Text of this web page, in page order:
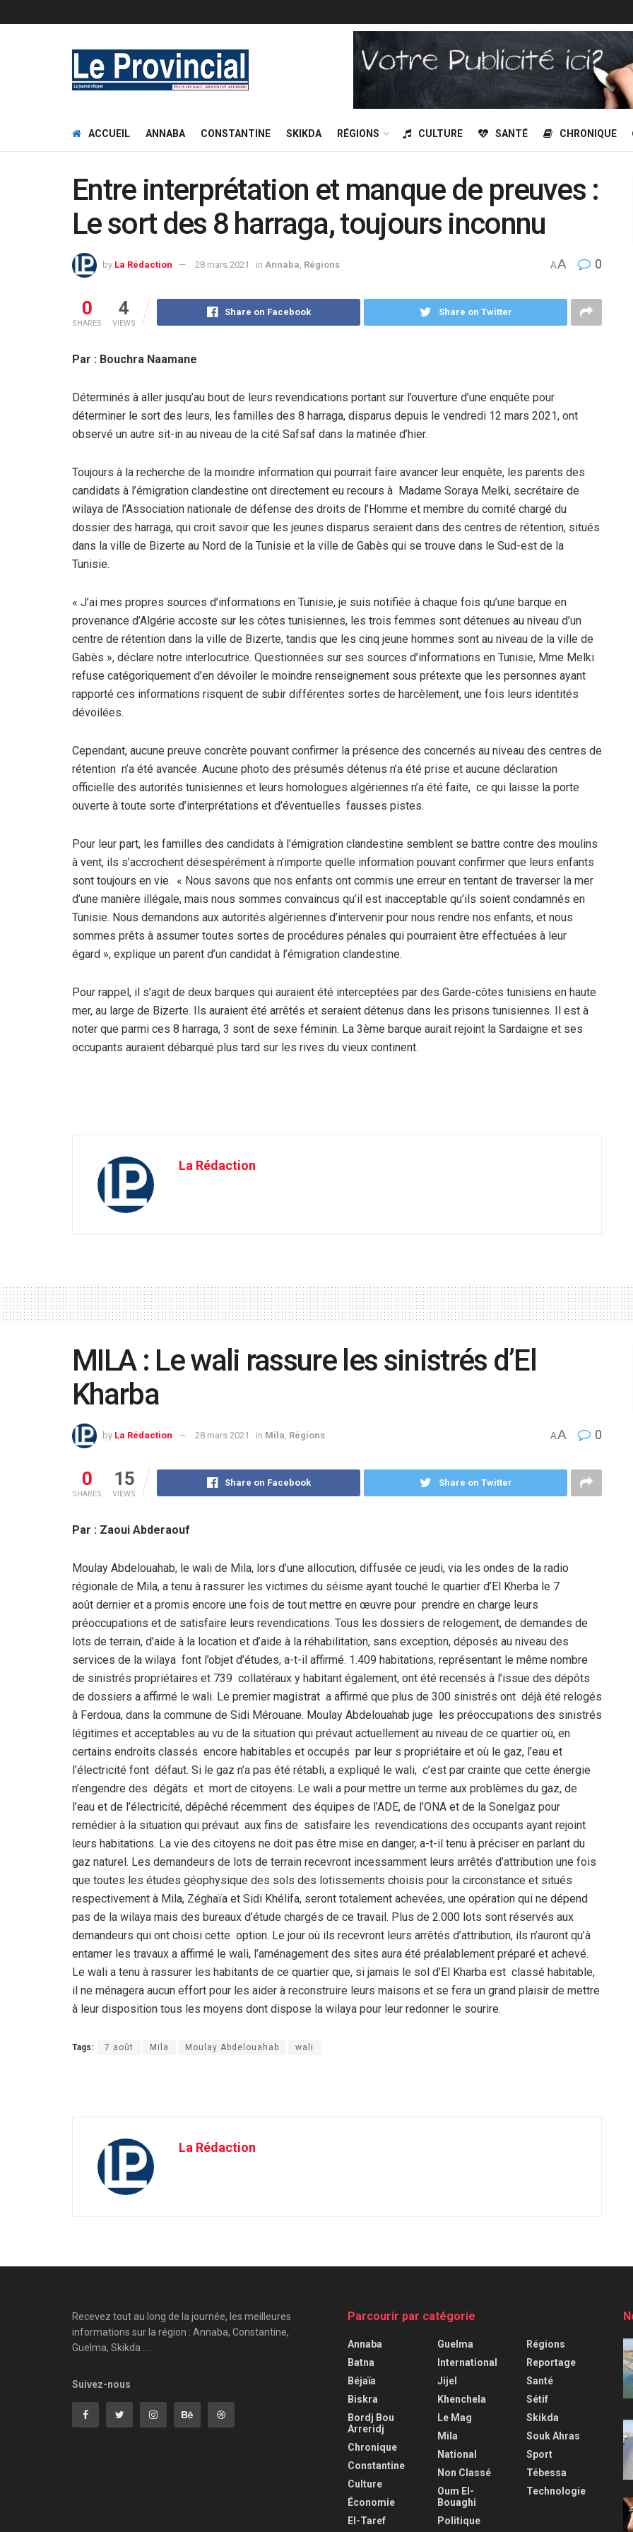
ACCUEIL ANNABA CONSTANTINE SKIKDA RÉGIONS CULTURE SANTÉ CHRONIQUE
Entre interprétation et manque de preuves :
Le sort des 8 harraga, toujours inconnu
by La Rédaction 28 mars 2021 in Annaba Régions AA 0
0
SHARES
4
VIEWS
Share on Facebook Share on Twitter
Par : Bouchra Naamane
Déterminés à aller jusqu’au bout de leurs revendications portant sur l’ouverture d’une enquête pour
déterminer le sort des leurs, les familles des 8 harraga, disparus depuis le vendredi 12 mars 2021, ont
observé un autre sit-in au niveau de la cité Safsaf dans la matinée d’hier.
Toujours à la recherche de la moindre information qui pourrait faire avancer leur enquête, les parents des
candidats à l’émigration clandestine ont directement eu recours à Madame Soraya Melki, secrétaire de
wilaya de l’Association nationale de défense des droits de l’Homme et membre du comité chargé du
dossier des harraga, qui croit savoir que les jeunes disparus seraient dans des centres de rétention, situés
dans la ville de Bizerte au Nord de la Tunisie et la ville de Gabès qui se trouve dans le Sud-est de la
Tunisie.
« J’ai mes propres sources d’informations en Tunisie, je suis notifiée à chaque fois qu’une barque en
provenance d’Algérie accoste sur les côtes tunisiennes, les trois femmes sont détenues au niveau d’un
centre de rétention dans la ville de Bizerte, tandis que les cinq jeune hommes sont au niveau de la ville de
Gabès », déclare notre interlocutrice. Questionnées sur ses sources d’informations en Tunisie, Mme Melki
refuse catégoriquement d’en dévoiler le moindre renseignement sous prétexte que les personnes ayant
rapporté ces informations risquent de subir différentes sortes de harcèlement, une fois leurs identités
dévoilées.
Cependant, aucune preuve concrète pouvant confirmer la présence des concernés au niveau des centres de
rétention n’a été avancée. Aucune photo des présumés détenus n’a été prise et aucune déclaration
officielle des autorités tunisiennes et leurs homologues algériennes n’a été faite, ce qui laisse la porte
ouverte à toute sorte d’interprétations et d’éventuelles fausses pistes.
Pour leur part, les familles des candidats à l’émigration clandestine semblent se battre contre des moulins
à vent, ils s’accrochent désespérément à n’importe quelle information pouvant confirmer que leurs enfants
sont toujours en vie. « Nous savons que nos enfants ont commis une erreur en tentant de traverser la mer
d’une manière illégale, mais nous sommes convaincus qu’il est inacceptable qu’ils soient condamnés en
Tunisie. Nous demandons aux autorités algériennes d’intervenir pour nous rendre nos enfants, et nous
sommes prêts à assumer toutes sortes de procédures pénales qui pourraient être effectuées à leur
égard », explique un parent d’un candidat à l’émigration clandestine.
Pour rappel, il s’agit de deux barques qui auraient été interceptées par des Garde-côtes tunisiens en haute
mer, au large de Bizerte. Ils auraient été arrêtés et seraient détenus dans les prisons tunisiennes. Il est à
noter que parmi ces 8 harraga, 3 sont de sexe féminin. La 3ème barque aurait rejoint la Sardaigne et ses
occupants auraient débarqué plus tard sur les rives du vieux continent.
La Rédaction
MILA : Le wali rassure les sinistrés d’El
Kharba
by La Rédaction 28 mars 2021 in Mila Régions AA 0
0
SHARES
15
VIEWS
Share on Facebook Share on Twitter
Par : Zaoui Abderaouf
Moulay Abdelouahab, le wali de Mila, lors d’une allocution, diffusée ce jeudi, via les ondes de la radio
régionale de Mila, a tenu à rassurer les victimes du séisme ayant touché le quartier d’El Kherba le 7
août dernier et a promis encore une fois de tout mettre en œuvre pour prendre en charge leurs
préoccupations et de satisfaire leurs revendications. Tous les dossiers de relogement, de demandes de
lots de terrain, d’aide à la location et d’aide à la réhabilitation, sans exception, déposés au niveau des
services de la wilaya font l’objet d’études, a-t-il affirmé. 1.409 habitations, représentant le même nombre
de sinistrés propriétaires et 739 collatéraux y habitant également, ont été recensés à l’issue des dépôts
de dossiers a affirmé le wali. Le premier magistrat a affirmé que plus de 300 sinistrés ont déjà été relogés
à Ferdoua, dans la commune de Sidi Mérouane. Moulay Abdelouahab juge les préoccupations des sinistrés
légitimes et acceptables au vu de la situation qui prévaut actuellement au niveau de ce quartier où, en
certains endroits classés encore habitables et occupés par leur s propriétaire et où le gaz, l’eau et
l’électricité font défaut. Si le gaz n’a pas été rétabli, a expliqué le wali, c’est par crainte que cette énergie
n’engendre des dégâts et mort de citoyens. Le wali a pour mettre un terme aux problèmes du gaz, de
l’eau et de l’électricité, dépêché récemment des équipes de l’ADE, de l’ONA et de la Sonelgaz pour
remédier à la situation qui prévaut aux fins de satisfaire les revendications des occupants ayant rejoint
leurs habitations. La vie des citoyens ne doit pas être mise en danger, a-t-il tenu à préciser en parlant du
gaz naturel. Les demandeurs de lots de terrain recevront incessamment leurs arrêtés d’attribution une fois
que toutes les études géophysique des sols des lotissements choisis pour la circonstance et situés
respectivement à Mila, Zéghaïa et Sidi Khélifa, seront totalement achevées, une opération qui ne dépend
pas de la wilaya mais des bureaux d’étude chargés de ce travail. Plus de 2.000 lots sont réservés aux
demandeurs qui ont choisi cette option. Le jour où ils recevront leurs arrêtés d’attribution, ils n’auront qu’à
entamer les travaux a affirmé le wali, l’aménagement des sites aura été préalablement préparé et achevé.
Le wali a tenu à rassurer les habitants de ce quartier que, si jamais le sol d’El Kharba est classé habitable,
il ne ménagera aucun effort pour les aider à reconstruire leurs maisons et se fera un grand plaisir de mettre
à leur disposition tous les moyens dont dispose la wilaya pour leur redonner le sourire.
Tags: 7 août Mila Moulay Abdelouahab wali
La Rédaction
Recevez tout au long de la journée, les meilleures
informations sur la région : Annaba, Constantine,
Guelma, Skikda ....
Suivez-nous
Parcourir par catégorie
Annaba
Batna
Béjaïa
Biskra
Bordj Bou
Arreridj
Chronique
Constantine
Culture
Économie
El-Taref
Guelma
International
Jijel
Khenchela
Le Mag
Mila
National
Non Classé
Oum El-
Bouaghi
Politique
Régions
Reportage
Santé
Sétif
Skikda
Souk Ahras
Sport
Tébessa
Technologie